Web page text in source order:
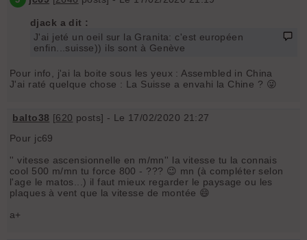
djack a dit :
J'ai jeté un oeil sur la Granita: c'est européen
enfin...suisse)) ils sont à Genève
Pour info, j'ai la boite sous les yeux : Assembled in China
J'ai raté quelque chose : La Suisse a envahi la Chine ? 😜
balto38 [620 posts] - Le 17/02/2020 21:27
Pour jc69
'' vitesse ascensionnelle en m/mn'' la vitesse tu la connais
cool 500 m/mn tu force 800 - ??? 😉 mn (à compléter selon
l'age le matos...) il faut mieux regarder le paysage ou les
plaques à vent que la vitesse de montée 😄
a+